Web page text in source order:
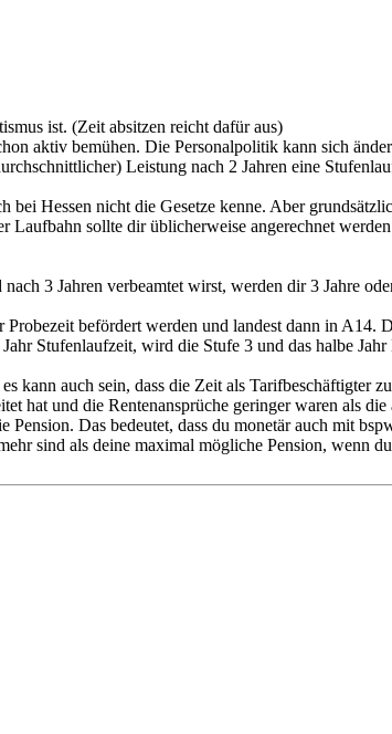
ist. (Zeit absitzen reicht dafür aus)
aktiv bemühen. Die Personalpolitik kann sich
Leistung nach 2 Jahren eine
Hessen nicht die Gesetze kenne. Aber
Laufbahn sollte dir üblicherweise angerechnet
3 Jahren verbeamtet wirst, werden dir 3 Jahre
befördert werden und landest dann in
Stufenlaufzeit, wird die Stufe 3 und das halbe
kann auch sein, dass die Zeit als
hat und die Rentenansprüche geringer waren als
Das bedeutet, dass du monetär auch mit
sind als deine maximal mögliche Pension, wenn